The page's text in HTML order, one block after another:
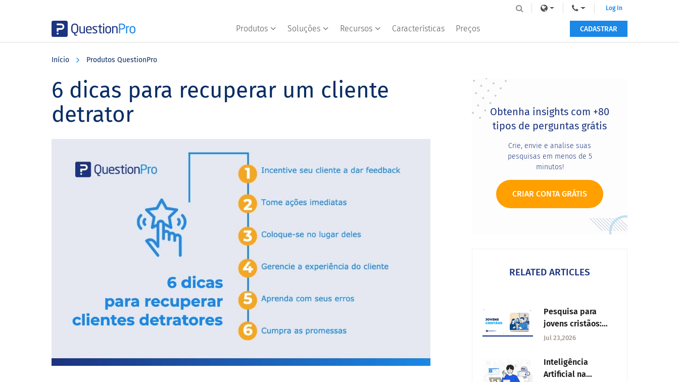
Produtos Soluções Recursos Características Preços
Log In
CADASTRAR
Início Produtos QuestionPro
6 dicas para recuperar um cliente
detrator
Primary
Sidebar
Obtenha insights com +80
tipos de perguntas grátis
Crie, envie e analise suas
pesquisas em menos de 5
minutos!
CRIAR CONTA GRÁTIS
RELATED ARTICLES
Pesquisa para
jovens cristãos:
perguntas
aplicá-la
Jul 23,2026
Inteligência
Artificial na